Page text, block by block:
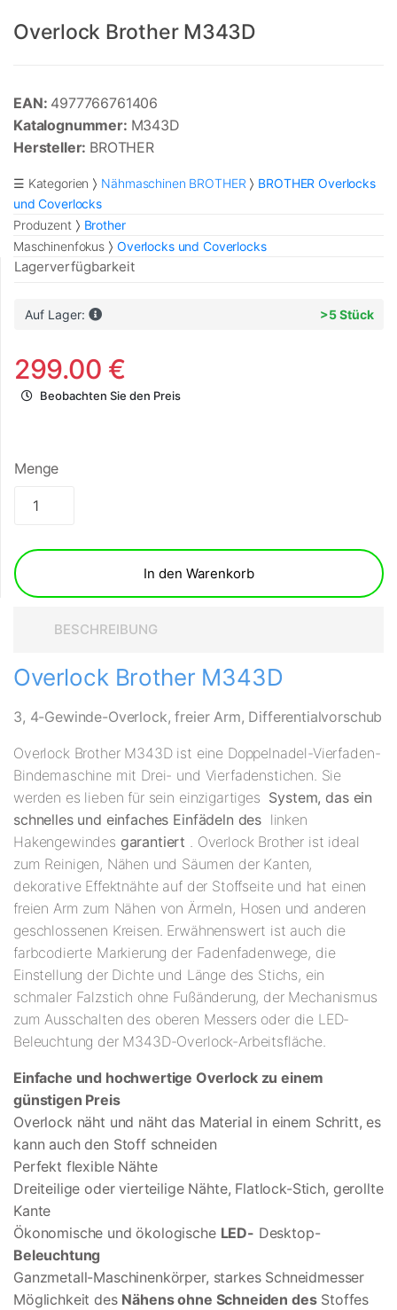
Overlock Brother M343D
EAN: 4977766761406
Katalognummer: M343D
Hersteller: BROTHER
☰ Kategorien Nähmaschinen BROTHER
BROTHER Overlocks
und Coverlocks
Produzent
Brother
Maschinenfokus
Overlocks und Coverlocks
Lagerverfügbarkeit
Auf Lager: >5 Stück
299.00 €
Beobachten Sie den Preis
Menge
In den Warenkorb
BESCHREIBUNG
Overlock Brother M343D
3, 4-Gewinde-Overlock, freier Arm, Differentialvorschub
Overlock Brother M343D ist eine Doppelnadel-Vierfaden-
Bindemaschine mit Drei- und Vierfadenstichen. Sie
werden es lieben für sein einzigartiges System, das ein
schnelles und einfaches Einfädeln des linken
Hakengewindes garantiert . Overlock Brother ist ideal
zum Reinigen, Nähen und Säumen der Kanten,
dekorative Effektnähte auf der Stoffseite und hat einen
freien Arm zum Nähen von Ärmeln, Hosen und anderen
geschlossenen Kreisen. Erwähnenswert ist auch die
farbcodierte Markierung der Fadenfadenwege, die
Einstellung der Dichte und Länge des Stichs, ein
schmaler Falzstich ohne Fußänderung, der Mechanismus
zum Ausschalten des oberen Messers oder die LED-
Beleuchtung der M343D-Overlock-Arbeitsfläche.
Einfache und hochwertige Overlock zu einem
günstigen Preis
Overlock näht und näht das Material in einem Schritt, es
kann auch den Stoff schneiden
Perfekt flexible Nähte
Dreiteilige oder vierteilige Nähte, Flatlock-Stich, gerollte
Kante
Ökonomische und ökologische LED- Desktop-
Beleuchtung
Ganzmetall-Maschinenkörper, starkes Schneidmesser
Möglichkeit des Nähens ohne Schneiden desStoffes